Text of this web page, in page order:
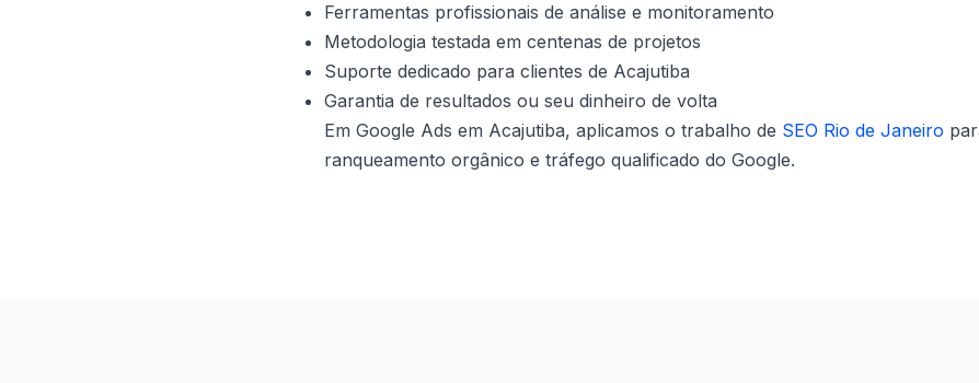
Ferramentas profissionais de análise e monitoramento
Metodologia testada em centenas de projetos
Suporte dedicado para clientes de Acajutiba
Garantia de resultados ou seu dinheiro de volta
Em Google Ads em Acajutiba, aplicamos o trabalho de SEO Rio de Janeiro
ranqueamento orgânico e tráfego qualificado do Google.